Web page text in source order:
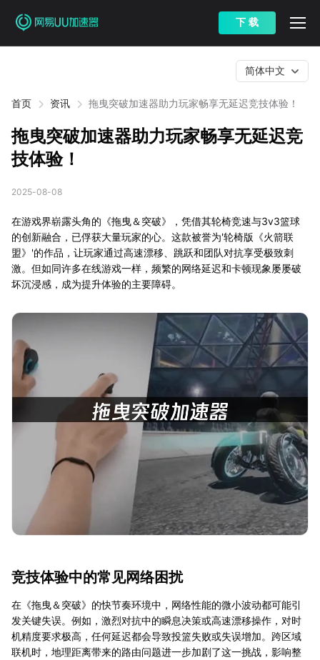
下 载
首页 资讯 拖曳突破加速器助力玩家畅享无延迟竞技体验！
简体中文
拖曳突破加速器助力玩家畅享无延迟竞
技体验！
2025-08-08
在游戏界崭露头角的《拖曳＆突破》，凭借其轮椅竞速与3v3篮球
的创新融合，已俘获大量玩家的心。这款被誉为'轮椅版《火箭联
盟》'的作品，让玩家通过高速漂移、跳跃和团队对抗享受极致刺
激。但如同许多在线游戏一样，频繁的网络延迟和卡顿现象屡屡破
坏沉浸感，成为提升体验的主要障碍。
竞技体验中的常见网络困扰
在《拖曳＆突破》的快节奏环境中，网络性能的微小波动都可能引
发关键失误。例如，激烈对抗中的瞬息决策或高速漂移操作，对时
机精度要求极高，任何延迟都会导致投篮失败或失误增加。跨区域
联机时，地理距离带来的路由问题进一步加剧了这一挑战，影响整